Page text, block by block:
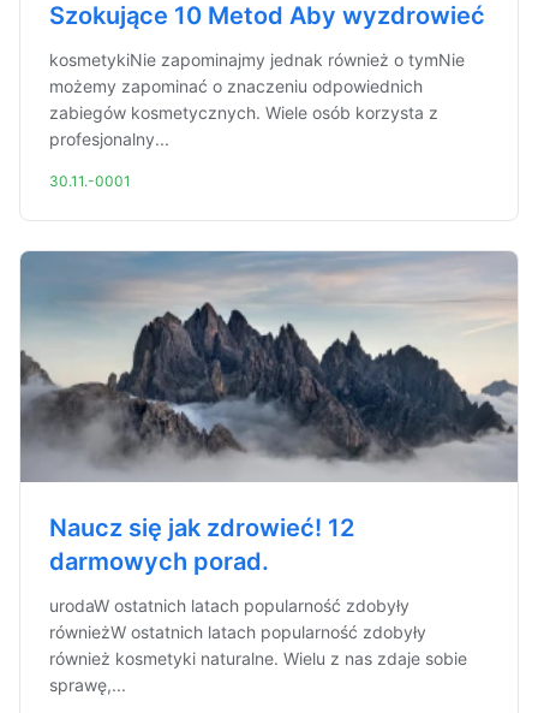
Szokujące 10 Metod Aby wyzdrowieć
kosmetykiNie zapominajmy jednak również o tymNie
możemy zapominać o znaczeniu odpowiednich
zabiegów kosmetycznych. Wiele osób korzysta z
profesjonalny...
30.11.-0001
Naucz się jak zdrowieć! 12
darmowych porad.
urodaW ostatnich latach popularność zdobyły
równieżW ostatnich latach popularność zdobyły
również kosmetyki naturalne. Wielu z nas zdaje sobie
sprawę,...